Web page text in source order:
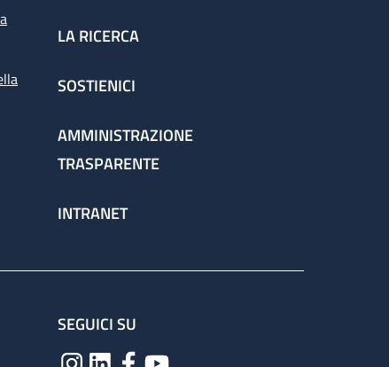
LA RICERCA
SOSTIENICI
AMMINISTRAZIONE
TRASPARENTE
INTRANET
SEGUICI SU